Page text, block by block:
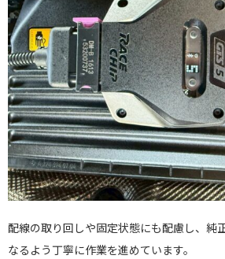
配線の取り回しや固定状態にも配慮し、純
なるよう丁寧に作業を進めています。